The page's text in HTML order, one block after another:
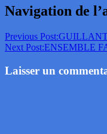
Navigation de
Previous Post:
Next Post:ENSEMBLE
Laisser un